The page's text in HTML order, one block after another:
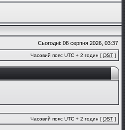
Сьогодні: 08 серпня 2026, 03:37
Часовий пояс UTC + 2 годин [ DST ]
Часовий пояс UTC + 2 годин [ DST ]